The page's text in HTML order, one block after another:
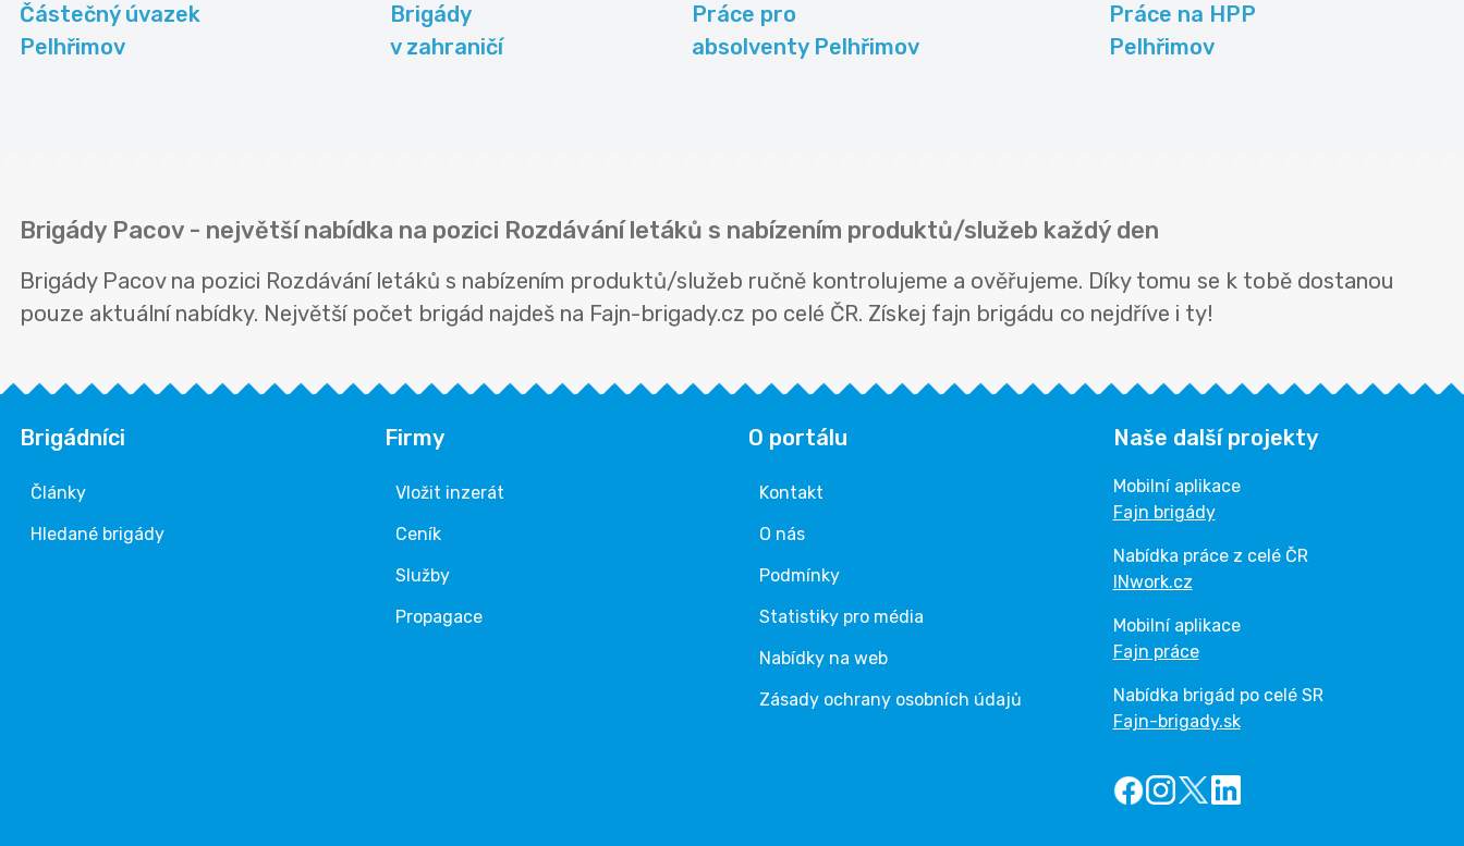
Částečný úvazek
Pelhřimov
Brigády
v zahraničí
Práce pro
absolventy Pelhřimov
Práce na HPP
Pelhřimov
Brigády Pacov - největší nabídka na pozici Rozdávání letáků s nabízením produktů/služeb každý den
Brigády Pacov na pozici Rozdávání letáků s nabízením produktů/služeb ručně kontrolujeme a ověřujeme. Díky tomu se k tobě dostanou
pouze aktuální nabídky. Největší počet brigád najdeš na Fajn-brigady.cz po celé ČR. Získej fajn brigádu co nejdříve i ty!
Brigádníci
Články
Hledané brigády
Firmy
Vložit inzerát
Ceník
Služby
Propagace
O portálu
Kontakt
O nás
Podmínky
Statistiky pro média
Nabídky na web
Zásady ochrany osobních údajů
Naše další projekty
Mobilní aplikace
Fajn brigády
Nabídka práce z celé ČR
INwork.cz
Mobilní aplikace
Fajn práce
Nabídka brigád po celé SR
Fajn-brigady.sk